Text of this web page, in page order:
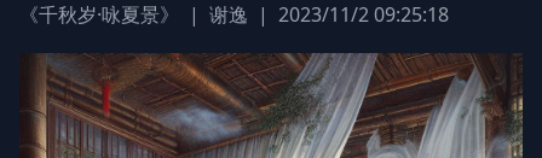
《千秋岁·咏夏景》 | 谢逸 | 2023/11/2 09:25:18